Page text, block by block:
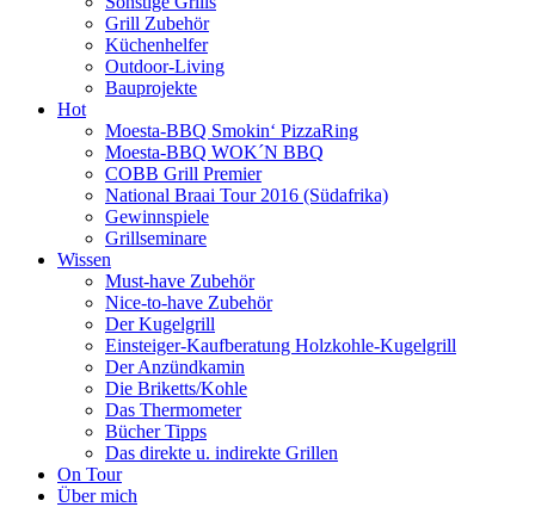
Grill Zubehör
Küchenhelfer
Outdoor-Living
Bauprojekte
Hot
Moesta-BBQ Smokin‘ PizzaRing
Moesta-BBQ WOK´N BBQ
COBB Grill Premier
National Braai Tour 2016 (Südafrika)
Gewinnspiele
Grillseminare
Wissen
Must-have Zubehör
Nice-to-have Zubehör
Der Kugelgrill
Einsteiger-Kaufberatung Holzkohle-Kugelgrill
Der Anzündkamin
Die Briketts/Kohle
Das Thermometer
Bücher Tipps
Das direkte u. indirekte Grillen
On Tour
Über mich